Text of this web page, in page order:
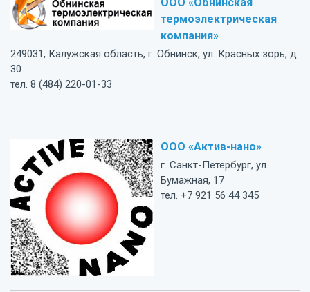
термоэлектрическая
компания»
249031, Калужская область, г. Обнинск, ул. Красных зорь, д.
30
тел. 8 (484) 220-01-33
ООО «Актив-нано»
г. Санкт-Петербург, ул.
Бумажная, 17
тел. +7 921 56 44 345